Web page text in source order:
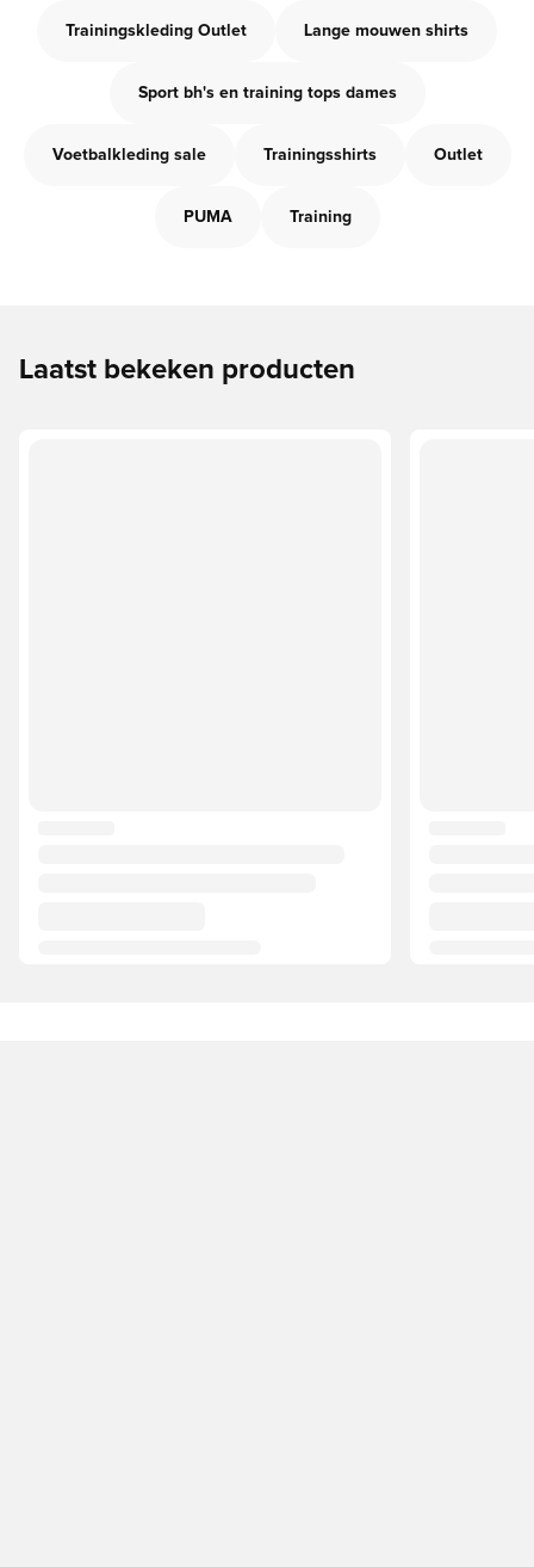
Trainingskleding Outlet Lange mouwen shirts
Sport bh's en training tops dames
Voetbalkleding sale Trainingsshirts Outlet
PUMA Training
Laatst bekeken producten